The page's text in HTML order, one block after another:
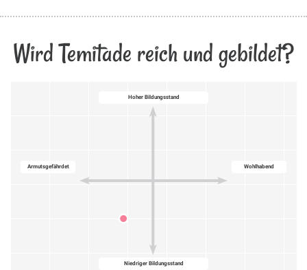
Wird Temitade reich und gebildet?
Hoher Bildungsstand
Wohlhabend
Niedriger Bildungsstand
Armutsgefährdet